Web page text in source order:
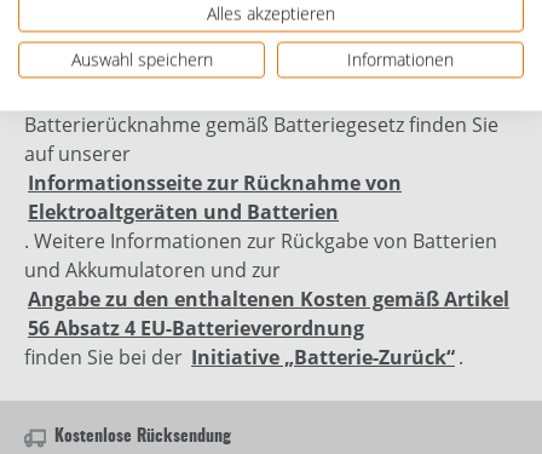
Genauere Informationen zur kostenlosen
Altgeräterücknahme gemäß Elektro- und
Batterierücknahme gemäß Batteriegesetz finden Sie
auf unserer
Informationsseite zur Rücknahme von
Elektroaltgeräten und Batterien
. Weitere Informationen zur Rückgabe von Batterien
und Akkumulatoren und zur
Angabe zu den enthaltenen Kosten gemäß Artikel
56 Absatz 4 EU-Batterieverordnung
finden Sie bei der Initiative „Batterie-Zurück“.
Kostenlose Rücksendung
Alles akzeptieren
Auswahl speichern
Informationen